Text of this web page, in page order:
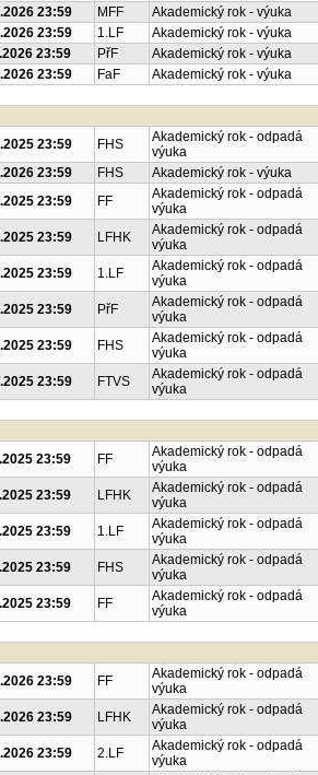
23:59 MFF
Akademický rok - výuka
23:59 1.LF
Akademický rok - výuka
23:59 PřF
Akademický rok - výuka
23:59 FaF Akademický rok - výuka
23:59 FHS
Akademický rok - odpadá
výuka
23:59 FHS
Akademický rok - výuka
23:59 FF
Akademický rok - odpadá
výuka
23:59 LFHK
Akademický rok - odpadá
výuka
23:59 1.LF
Akademický rok - odpadá
výuka
23:59 PřF
Akademický rok - odpadá
výuka
23:59 FHS
Akademický rok - odpadá
výuka
23:59 FTVS
Akademický rok - odpadá
výuka
23:59 FF
Akademický rok - odpadá
výuka
23:59 LFHK
Akademický rok - odpadá
výuka
23:59 1.LF
Akademický rok - odpadá
výuka
23:59 FHS
Akademický rok - odpadá
výuka
23:59 FF
Akademický rok - odpadá
výuka
23:59 FF
Akademický rok - odpadá
výuka
23:59 LFHK
Akademický rok - odpadá
výuka
23:59 2.LF
Akademický rok - odpadá
výuka